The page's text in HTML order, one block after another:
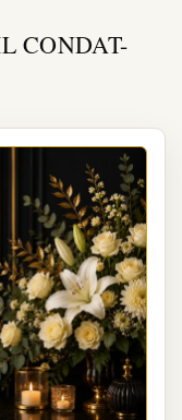
CONDAT-